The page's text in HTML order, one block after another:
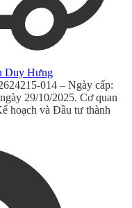
Duy Hưng
014 – Ngày cấp:
29/10/2025. Cơ quan
hoạch và Đầu tư thành